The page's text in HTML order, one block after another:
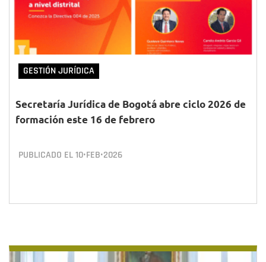
GESTIÓN JURÍDICA
Secretaría Jurídica de Bogotá abre ciclo 2026 de
formación este 16 de febrero
PUBLICADO EL10•FEB•2026